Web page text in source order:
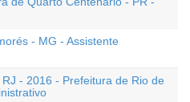
- MG - Assistente
- 2016 - Prefeitura de Rio de